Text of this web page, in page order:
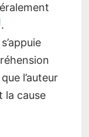
.
l’auteur
la cause